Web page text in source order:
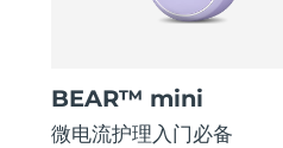
BEAR™ mini
微电流护理入门必备